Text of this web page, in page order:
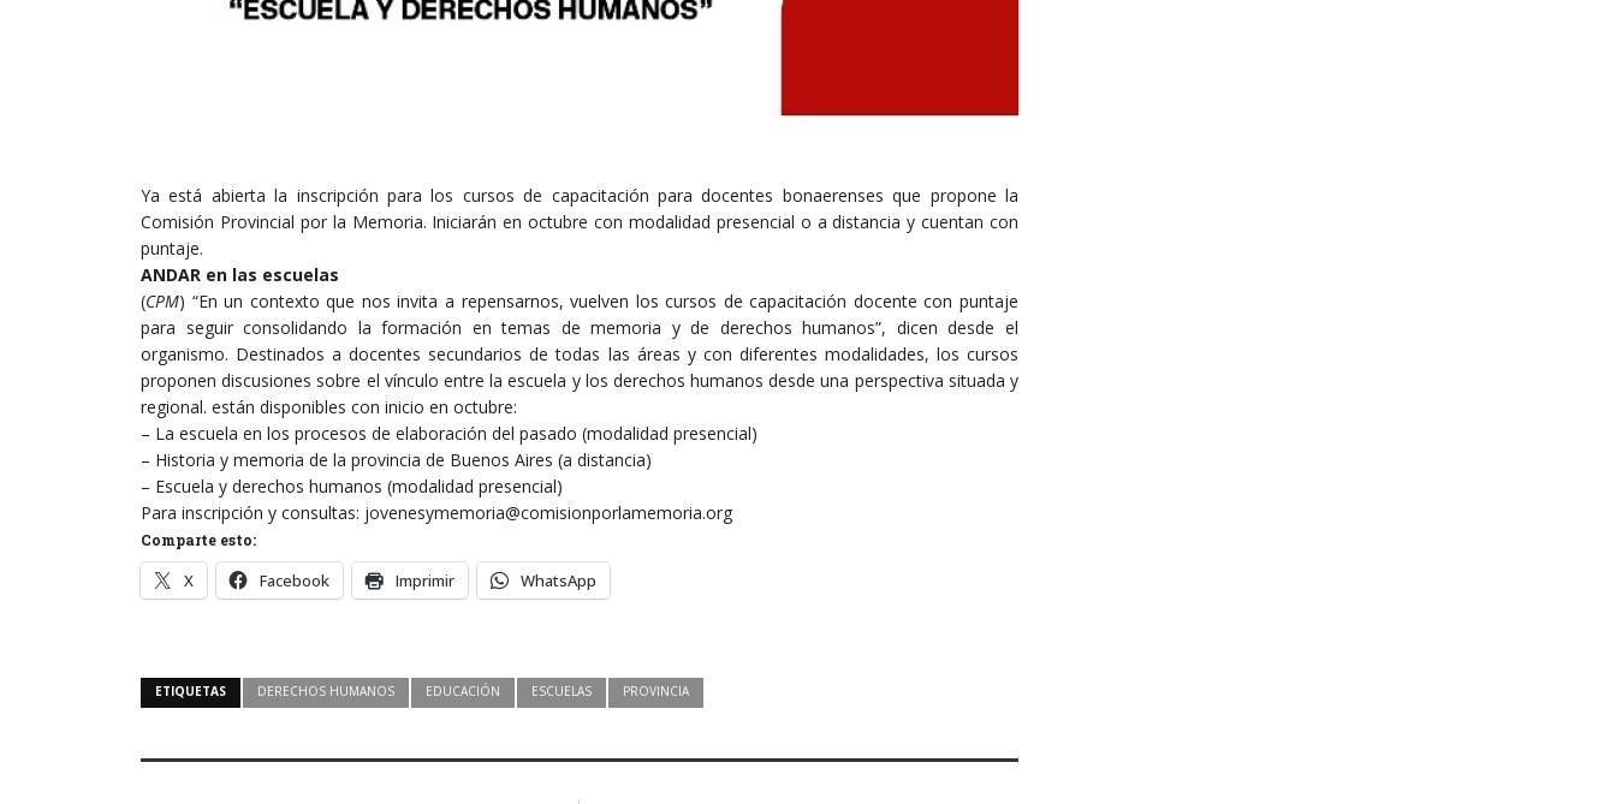
Ya está abierta la inscripción para los cursos de capacitación para docentes bonaerenses que propone la
Comisión Provincial por la Memoria. Iniciarán en octubre con modalidad presencial o a distancia y cuentan con
puntaje.
ANDAR en las escuelas
(CPM) “En un contexto que nos invita a repensarnos, vuelven los cursos de capacitación docente con puntaje
para seguir consolidando la formación en temas de memoria y de derechos humanos”, dicen desde el
organismo. Destinados a docentes secundarios de todas las áreas y con diferentes modalidades, los cursos
proponen discusiones sobre el vínculo entre la escuela y los derechos humanos desde una perspectiva situada y
regional. están disponibles con inicio en octubre:
– La escuela en los procesos de elaboración del pasado (modalidad presencial)
– Historia y memoria de la provincia de Buenos Aires (a distancia)
– Escuela y derechos humanos (modalidad presencial)
Para inscripción y consultas: jovenesymemoria@comisionporlamemoria.org
Comparte esto:
X Facebook Imprimir WhatsApp
ETIQUETAS DERECHOS HUMANOS EDUCACIÓN ESCUELAS PROVINCIA